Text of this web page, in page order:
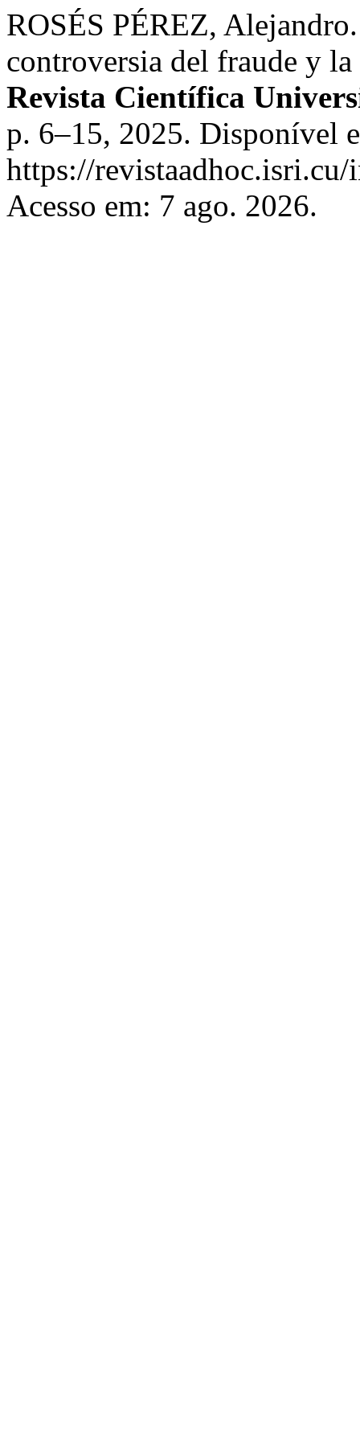
ROSÉS PÉREZ,
controversia del fraude y
Revista Científica
p. 6–15, 2025. Disponível
https://
Acesso em: 7 ago. 2026.